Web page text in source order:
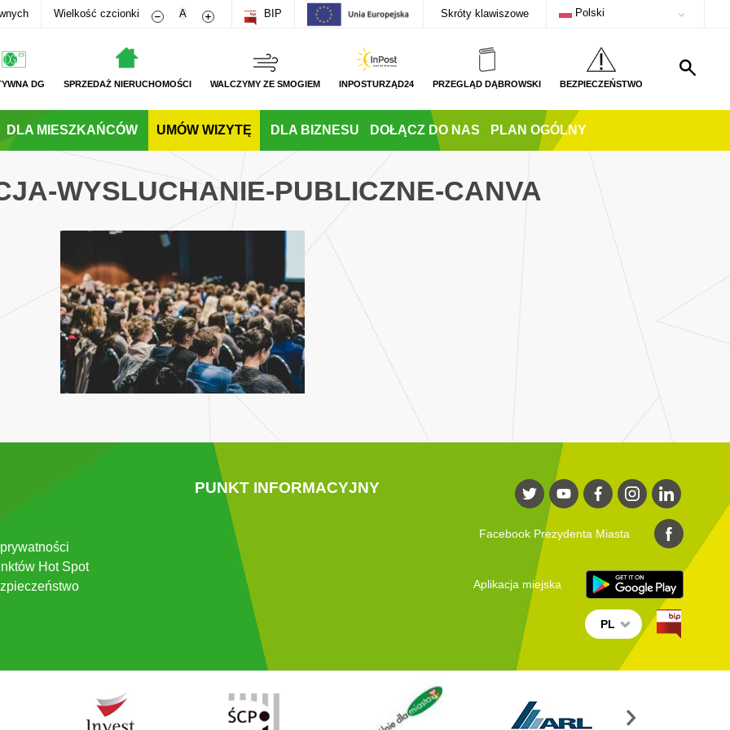
Wielkość czcionki Zmniejsz rozmiar czcionki
A Zwiększ rozmiar czcionki
BIP Skróty klawiszowe Polski
DG SPRZEDAŻ NIERUCHOMOŚCI WALCZYMY ZE SMOGIEM INPOSTURZĄD24 PRZEGLĄD DĄBROWSKI BEZPIECZEŃSTWO
DLA MIESZKAŃCÓW UMÓW WIZYTĘ DLA BIZNESU DOŁĄCZ DO NAS PLAN OGÓLNY
WYSLUCHANIE-PUBLICZNE-CANVA
Hot Spot
PUNKT INFORMACYJNY
Facebook Prezydenta Miasta
Aplikacja miejska
PL